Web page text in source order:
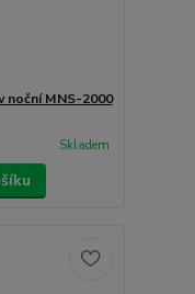
noční MNS-2000
Skladem